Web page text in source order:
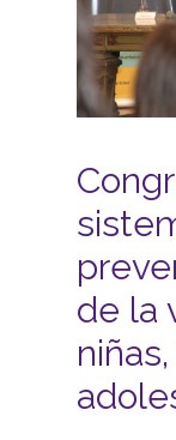
de la